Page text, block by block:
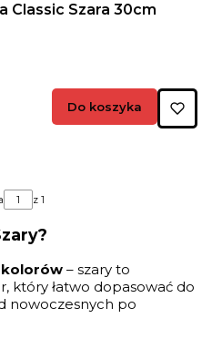
Classic Szara 30cm
Do koszyka
z 1
kolorów – szary to
który łatwo dopasować do
nowoczesnych po